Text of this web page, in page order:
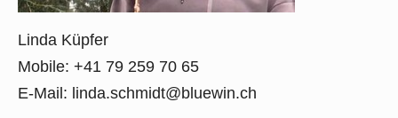
Linda Küpfer
Mobile: +41 79 259 70 65
E-Mail: linda.schmidt@bluewin.ch